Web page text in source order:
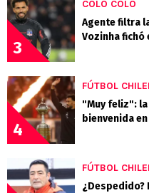
3
COLO COLO
Agente filtra
Vozinha fichó
4
FÚTBOL
"Muy feliz": la
bienvenida
FÚTBOL
¿Despedido?